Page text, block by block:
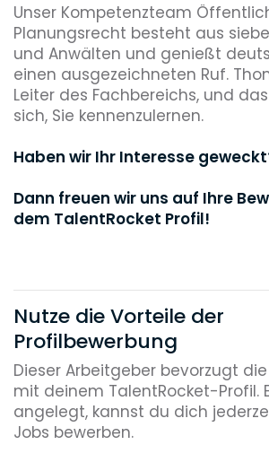
Unser Kompetenzteam
Planungsrecht besteht aus
und Anwälten und genießt
einen ausgezeichneten Ruf.
Leiter des Fachbereichs, und
sich, Sie kennenzulernen.
Haben wir Ihr Interesse
Dann freuen wir uns auf Ihre
dem TalentRocket Profil!
Nutze die Vorteile der
Profilbewerbung
Dieser Arbeitgeber bevorzugt
mit deinem TalentRocket-Profil.
angelegt, kannst du dich
Jobs bewerben.